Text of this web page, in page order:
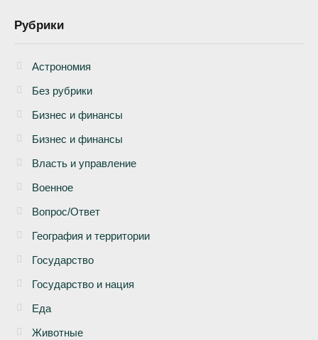
Рубрики
Астрономия
Без рубрики
Бизнеc и финансы
Бизнес и финансы
Власть и управление
Военное
Вопрос/Ответ
География и территории
Государство
Государство и нация
Еда
Животные